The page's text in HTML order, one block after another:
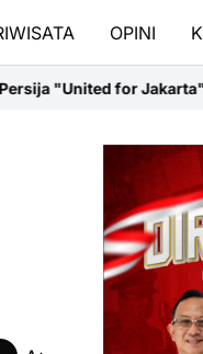
OPINI
Legislator Asal